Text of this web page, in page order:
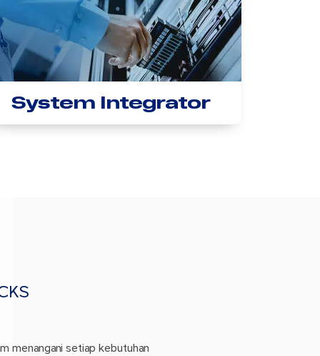
System Integrator
menangani setiap kebutuhan